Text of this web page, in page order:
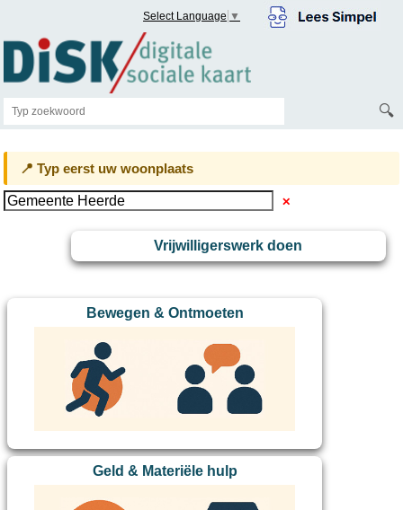
Select Language ▼
🔍
📍 Typ eerst uw woonplaats
✕
Vrijwilligerswerk doen
Bewegen & Ontmoeten
Geld & Materiële hulp